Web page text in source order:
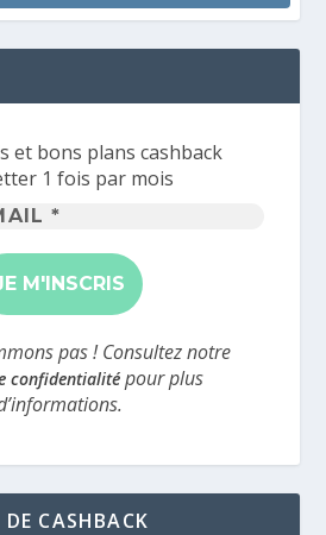
et bons plans cashback
1 fois par mois
Adresse
mail
*
pas ! Consultez notre
confidentialitépour plus
CASHBACK